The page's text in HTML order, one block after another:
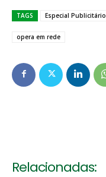
TAGS Especial Publicitário
opera em rede
Relacionadas: